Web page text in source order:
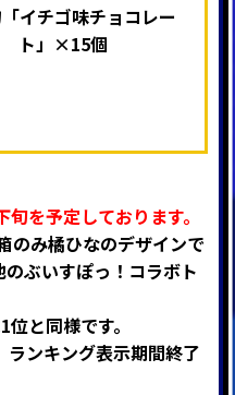
イチゴ味チョコレー
ト」×15個
を予定しております。
のみ橘ひなのデザインで
ぶいすぽっ！コラボト
と同様です。
ンキング表示期間終了